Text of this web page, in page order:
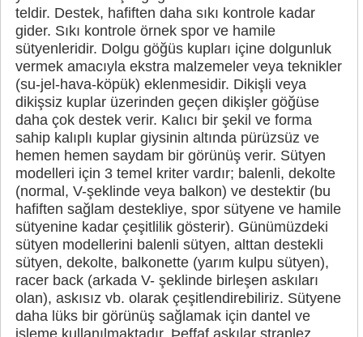
teldir. Destek, hafiften daha sıkı kontrole kadar
gider. Sıkı kontrole örnek spor ve hamile
sütyenleridir. Dolgu göğüs kupları içine dolgunluk
vermek amacıyla ekstra malzemeler veya teknikler
(su-jel-hava-köpük) eklenmesidir. Dikişli veya
dikişsiz kuplar üzerinden geçen dikişler göğüse
daha çok destek verir. Kalıcı bir şekil ve forma
sahip kalıplı kuplar giysinin altında pürüzsüz ve
hemen hemen saydam bir görünüş verir. Sütyen
modelleri için 3 temel kriter vardır; balenli, dekolte
(normal, V-şeklinde veya balkon) ve destektir (bu
hafiften sağlam destekliye, spor sütyene ve hamile
sütyenine kadar çeşitlilik gösterir). Günümüzdeki
sütyen modellerini balenli sütyen, alttan destekli
sütyen, dekolte, balkonette (yarım kulpu sütyen),
racer back (arkada V- şeklinde birleşen askıları
olan), askısız vb. olarak çeşitlendirebiliriz. Sütyene
daha lüks bir görünüş sağlamak için dantel ve
işleme kullanılmaktadır. Þeffaf askılar straplez